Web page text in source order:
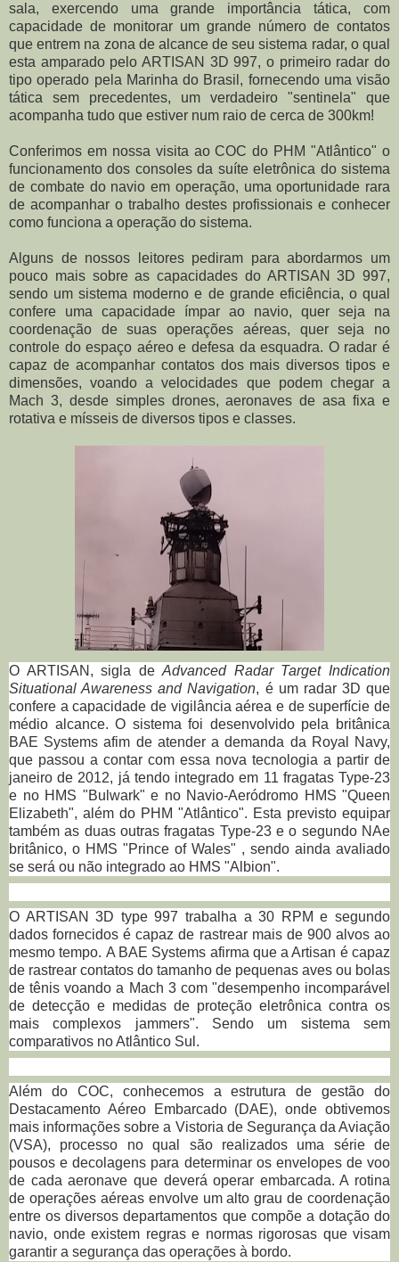
sala, exercendo uma grande importância tática, com
capacidade de monitorar um grande número de contatos
que entrem na zona de alcance de seu sistema radar, o qual
esta amparado pelo ARTISAN 3D 997, o primeiro radar do
tipo operado pela Marinha do Brasil, fornecendo uma visão
tática sem precedentes, um verdadeiro "sentinela" que
acompanha tudo que estiver num raio de cerca de 300km!
Conferimos em nossa visita ao COC do PHM "Atlântico" o
funcionamento dos consoles da suíte eletrônica do sistema
de combate do navio em operação, uma oportunidade rara
de acompanhar o trabalho destes profissionais e conhecer
como funciona a operação do sistema.
Alguns de nossos leitores pediram para abordarmos um
pouco mais sobre as capacidades do ARTISAN 3D 997,
sendo um sistema moderno e de grande eficiência, o qual
confere uma capacidade ímpar ao navio, quer seja na
coordenação de suas operações aéreas, quer seja no
controle do espaço aéreo e defesa da esquadra. O radar é
capaz de acompanhar contatos dos mais diversos tipos e
dimensões, voando a velocidades que podem chegar a
Mach 3, desde simples drones, aeronaves de asa fixa e
rotativa e mísseis de diversos tipos e classes.
O ARTISAN, sigla deAdvanced Radar Target Indication
Situational Awareness and Navigation, é um radar 3D que
confere a capacidade de vigilância aérea e de superfície de
médio alcance. O sistema foi desenvolvido pela britânica
BAE Systems afim de atender a demanda da Royal Navy,
que passou a contar com essa nova tecnologia a partir de
janeiro de 2012, já tendo integrado em 11 fragatas Type-23
e no HMS "Bulwark" e no Navio-Aeródromo HMS "Queen
Elizabeth", além do PHM "Atlântico". Esta previsto equipar
também as duas outras fragatas Type-23 e o segundo NAe
britânico, o HMS "Prince of Wales" , sendo ainda avaliado
se será ou não integrado ao HMS "Albion".
O ARTISAN 3D type 997 trabalha a 30 RPM e segundo
dados fornecidos é capaz de rastrear mais de 900 alvos ao
mesmo tempo. A BAE Systems afirma que a Artisan é capaz
de rastrear contatos do tamanho de pequenas aves ou bolas
de tênis voando a Mach 3 com "desempenho incomparável
de detecção e medidas de proteção eletrônica contra os
mais complexos jammers". Sendo um sistema sem
comparativos no Atlântico Sul.
Além do COC, conhecemos a estrutura de gestão do
Destacamento Aéreo Embarcado (DAE), onde obtivemos
mais informações sobre a Vistoria de Segurança da Aviação
(VSA), processo no qual são realizados uma série de
pousos e decolagens para determinar os envelopes de voo
de cada aeronave que deverá operar embarcada. A rotina
de operações aéreas envolve um alto grau de coordenação
entre os diversos departamentos que compõe a dotação do
navio, onde existem regras e normas rigorosas que visam
garantir a segurança das operações à bordo.